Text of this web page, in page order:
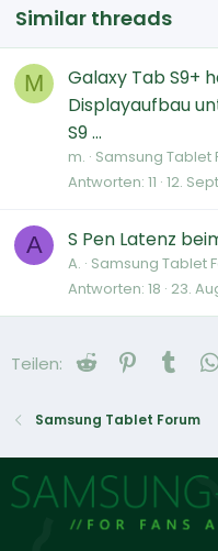
Similar threads
M
Galaxy Tab S9+
Displayaufbau
S9 ...
m. Samsung Tablet
Antworten 11 12.
A S Pen Latenz
A. Samsung Tablet
Antworten 18 23.
Teilen: Reddit Pinterest
Samsung Tablet Forum